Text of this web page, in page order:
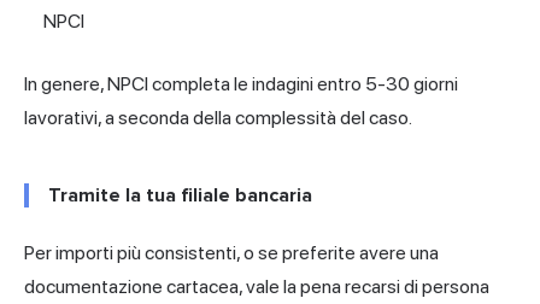
NPCI
In genere, NPCI completa le indagini entro 5-30 giorni
lavorativi, a seconda della complessità del caso.
Tramite la tua filiale bancaria
Per importi più consistenti, o se preferite avere una
documentazione cartacea, vale la pena recarsi di persona